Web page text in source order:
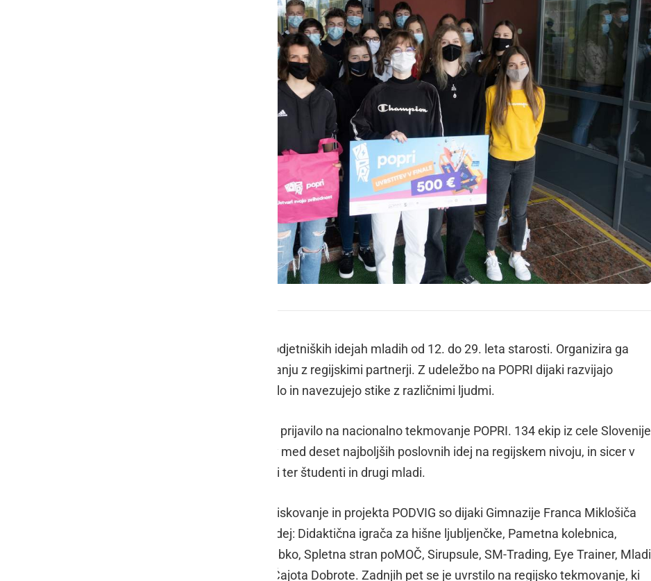
Popri je nacionalno tekmovanje v podjetniških idejah mladih od 12. do 29. leta starosti. Organizira ga
Primorski tehnološki park v sodelovanju z regijskimi partnerji. Z udeležbo na POPRI dijaki razvijajo
ustvarjalnost, podjetnost, timsko delo in navezujejo stike z različnimi ljudmi.
Kljub pandemiji se je kar 344 mladih prijavilo na nacionalno tekmovanje POPRI. 134 ekip iz cele Slovenije
se je najprej potegovalo za uvrstitev med deset najboljših poslovnih idej na regijskem nivoju, in sicer v
treh kategorijah: osnovnošolci, dijaki ter študenti in drugi mladi.
V okviru izbirnega predmeta ITS raziskovanje in projekta PODVIG so dijaki Gimnazije Franca Miklošiča
Ljutomer pripravili deset poslovnih idej: Didaktična igrača za hišne ljubljenčke, Pametna kolebnica,
Aplikacija za rok uporabe živil Uporabko, Spletna stran poMOČ, Sirupsule, SM-Trading, Eye Trainer, Mladi
pomagamo, Pekouche čili džem in Čajota Dobrote. Zadnjih pet se je uvrstilo na regijsko tekmovanje, ki